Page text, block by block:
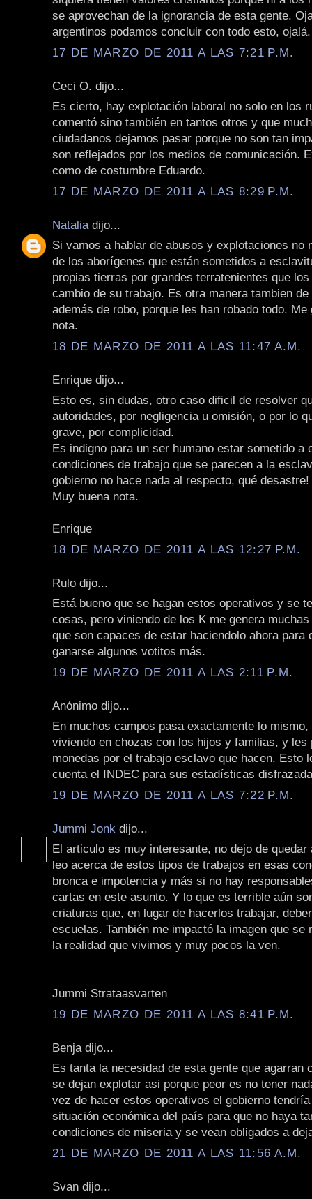
se aprovechan de la ignorancia de esta gente.
argentinos podamos concluir con todo esto, ojalá.
17 DE MARZO DE 2011 A LAS 7:21 P.M.
Ceci O. dijo...
Es cierto, hay explotación laboral no solo en los
comentó sino también en tantos otros y que
ciudadanos dejamos pasar porque no son tan
son reflejados por los medios de comunicación.
como de costumbre Eduardo.
17 DE MARZO DE 2011 A LAS 8:29 P.M.
Natalia dijo...
Si vamos a hablar de abusos y explotaciones no
de los aborígenes que están sometidos a
propias tierras por grandes terratenientes que
cambio de su trabajo. Es otra manera tambien
además de robo, porque les han robado todo. Me
nota.
18 DE MARZO DE 2011 A LAS 11:47 A.M.
Enrique dijo...
Esto es, sin dudas, otro caso dificil de resolver
autoridades, por negligencia u omisión, o por lo
grave, por complicidad.
Es indigno para un ser humano estar sometido a
condiciones de trabajo que se parecen a la
gobierno no hace nada al respecto, qué desastre!
Muy buena nota.
Enrique
18 DE MARZO DE 2011 A LAS 12:27 P.M.
Rulo dijo...
Está bueno que se hagan estos operativos y se
cosas, pero viniendo de los K me genera
que son capaces de estar haciendolo ahora para
ganarse algunos votitos más.
19 DE MARZO DE 2011 A LAS 2:11 P.M.
Anónimo dijo...
En muchos campos pasa exactamente lo
viviendo en chozas con los hijos y familias, y les
monedas por el trabajo esclavo que hacen. Esto
cuenta el INDEC para sus estadísticas
19 DE MARZO DE 2011 A LAS 7:22 P.M.
Jummi Jonk dijo...
El articulo es muy interesante, no dejo de quedar
leo acerca de estos tipos de trabajos en esas
bronca e impotencia y más si no hay
cartas en este asunto. Y lo que es terrible aún
criaturas que, en lugar de hacerlos trabajar,
escuelas. También me impactó la imagen que se
la realidad que vivimos y muy pocos la ven.
Jummi Strataasvarten
19 DE MARZO DE 2011 A LAS 8:41 P.M.
Benja dijo...
Es tanta la necesidad de esta gente que agarran
se dejan explotar asi porque peor es no tener
vez de hacer estos operativos el gobierno
situación económica del país para que no haya
condiciones de miseria y se vean obligados a
21 DE MARZO DE 2011 A LAS 11:56 A.M.
Svan dijo...